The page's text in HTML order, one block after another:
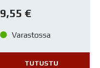
9,55 €
Varastossa
TUTUSTU